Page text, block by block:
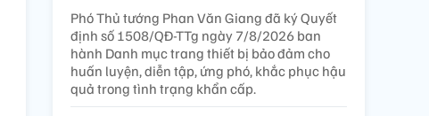
Phó Thủ tướng Phan Văn Giang đã ký Quyết
định số 1508/QĐ-TTg ngày 7/8/2026 ban
hành Danh mục trang thiết bị bảo đảm cho
huấn luyện, diễn tập, ứng phó, khắc phục hậu
quả trong tình trạng khẩn cấp.